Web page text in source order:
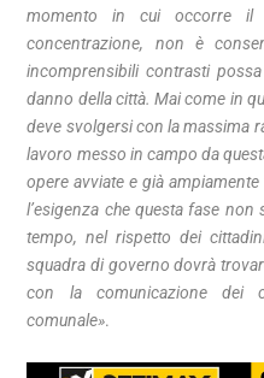
momento in cui occorre il
concentrazione, non è
incomprensibili contrasti
danno della città. Mai come in
deve svolgersi con la massima
lavoro messo in campo da
opere avviate e già
l’esigenza che questa fase
tempo, nel rispetto dei
squadra di governo dovrà
con la comunicazione dei
comunale».